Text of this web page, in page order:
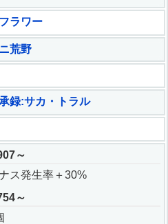
ラワー
荒野
録:サカ・トラル
～
ス発生率＋30%
～